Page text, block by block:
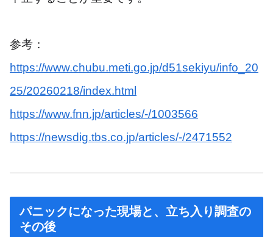
参考：
https://www.chubu.meti.go.jp/d51sekiyu/info_20
25/20260218/index.html
https://www.fnn.jp/articles/-/1003566
https://newsdig.tbs.co.jp/articles/-/2471552
パニックになった現場と、立ち入り調査の
その後